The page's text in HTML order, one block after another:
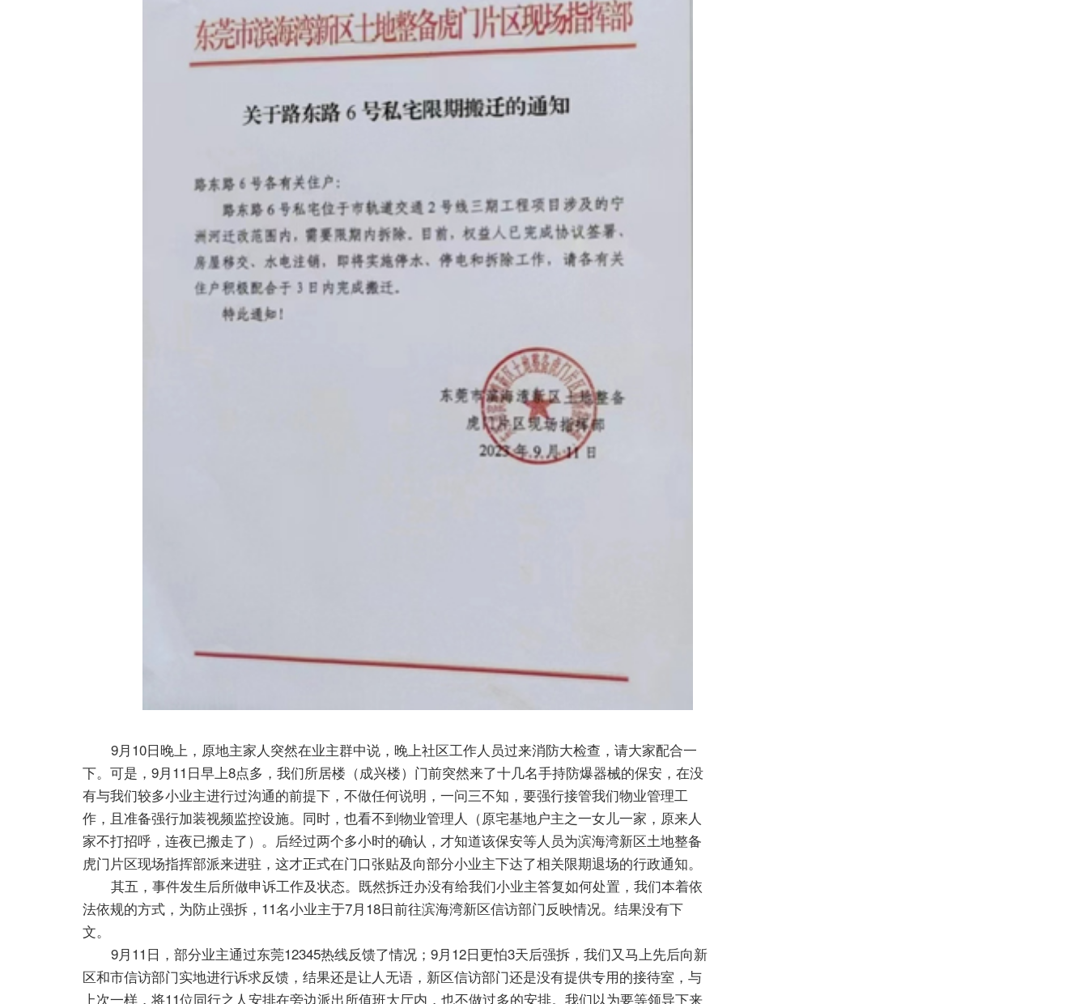
9月10日晚上，原地主家人突然在业主群中说，晚上社区工作人员过来消防大检查，请大家配合一
下。可是，9月11日早上8点多，我们所居楼（成兴楼）门前突然来了十几名手持防爆器械的保安，在没
有与我们较多小业主进行过沟通的前提下，不做任何说明，一问三不知，要强行接管我们物业管理工
作，且准备强行加装视频监控设施。同时，也看不到物业管理人（原宅基地户主之一女儿一家，原来人
家不打招呼，连夜已搬走了）。后经过两个多小时的确认，才知道该保安等人员为滨海湾新区土地整备
虎门片区现场指挥部派来进驻，这才正式在门口张贴及向部分小业主下达了相关限期退场的行政通知。
其五，事件发生后所做申诉工作及状态。既然拆迁办没有给我们小业主答复如何处置，我们本着依
法依规的方式，为防止强拆，11名小业主于7月18日前往滨海湾新区信访部门反映情况。结果没有下
文。
9月11日，部分业主通过东莞12345热线反馈了情况；9月12日更怕3天后强拆，我们又马上先后向新
区和市信访部门实地进行诉求反馈，结果还是让人无语，新区信访部门还是没有提供专用的接待室，与
上次一样，将11位同行之人安排在旁边派出所值班大厅内，也不做过多的安排。我们以为要等领导下来